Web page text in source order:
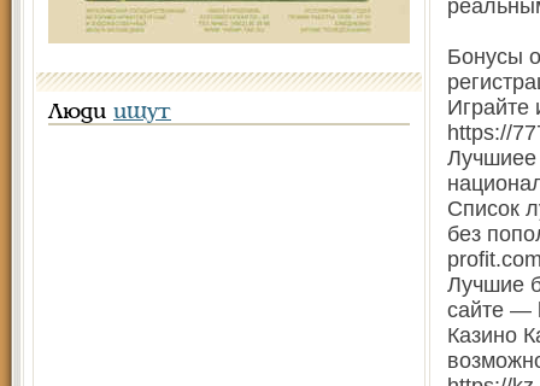
Люди ищут
Бонусы
Играйте
https://
Лучшиее
Список
без
Лучшие
сайте —
Казино